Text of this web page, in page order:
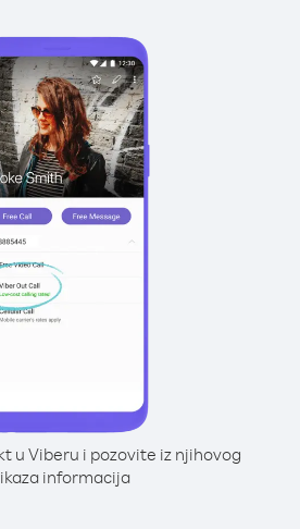
u Viberu i pozovite iz njihovog
informacija